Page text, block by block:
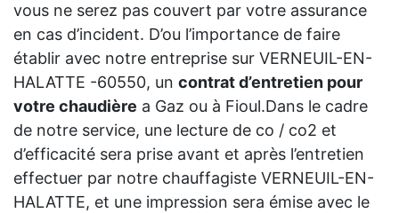
vous ne serez pas couvert par votre assurance
en cas d’incident. D’ou l’importance de faire
établir avec notre entreprise sur VERNEUIL-EN-
HALATTE -60550, un contrat d’entretien pour
votre chaudière a Gaz ou à Fioul.Dans le cadre
de notre service, une lecture de co / co2 et
d’efficacité sera prise avant et après l’entretien
effectuer par notre chauffagiste VERNEUIL-EN-
HALATTE, et une impression sera émise avec le